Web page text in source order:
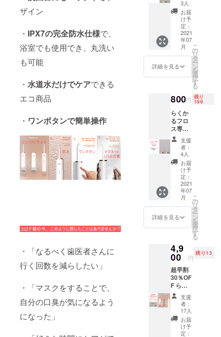
ザイン
・ IPX7の完全防水仕様で、
浴室でも使用でき、丸洗い
も可能
・ 水道水だけでケアできる
エコ商品
・ ワンボタンで簡単操作
・「なるべく歯医者さんに
行く回数を減らしたい」
・「マスクをすることで、
自分の口臭が気になるよう
になった」
さえあ
ればご
家族と
シェア
できま
す！ 送
料、消
費税込
み
3人
お届
け予
定：
2021
年07
月
詳細を見る
こ
の
リ
タ
ー
ン
を
選
択
す
る
800円 残り
196
らくか
るフロ
ス専用
ノズ
ル x2
本 これ
さえあ
ればご
家族と
シェア
できま
す！ 送
料、消
費税込
み
支援
者：
4人
お届
け予
定：
2021
年07
月
詳細を見る
こ
の
リ
タ
ー
ン
を
選
択
す
る
4,9
00 円
残り13
超早割
30％OF
F らく
かるフ
ロス
（ベー
シック
セッ
ト）
支援
者：
17人
お届
け予
定：